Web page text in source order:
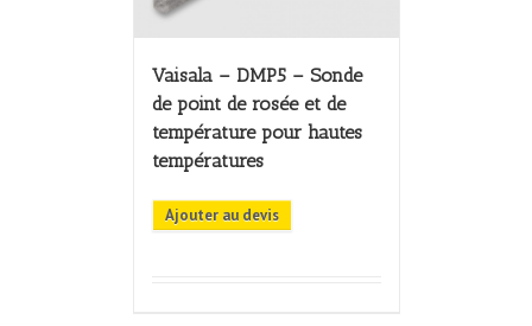
Vaisala – DMP5 – Sonde
de point de rosée et de
température pour hautes
températures
Ajouter au devis